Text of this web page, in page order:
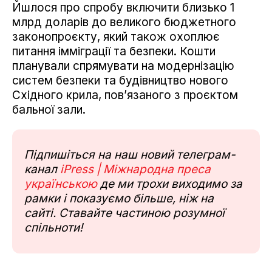
Йшлося про спробу включити близько 1
млрд доларів до великого бюджетного
законопроєкту, який також охоплює
питання імміграції та безпеки. Кошти
планували спрямувати на модернізацію
систем безпеки та будівництво нового
Східного крила, пов’язаного з проєктом
бальної зали.
Підпишіться на наш новий телеграм-
канал iPress | Міжнародна преса
українськоюде ми трохи виходимо за
рамки і показуємо більше, ніж на
сайті. Ставайте частиною розумної
спільноти!